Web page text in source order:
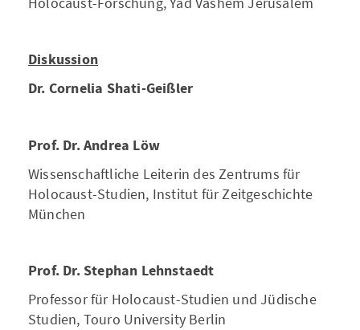
Diskussion
Dr. Cornelia Shati-Geißler
Prof. Dr. Andrea Löw
Wissenschaftliche Leiterin des Zentrums für
Holocaust-Studien, Institut für Zeitgeschichte
München
Prof. Dr. Stephan Lehnstaedt
Professor für Holocaust-Studien und Jüdische
Studien, Touro University Berlin